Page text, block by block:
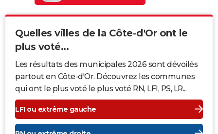
Quelles villes de la Côte-d'Or ont le
plus voté...
Les résultats des municipales 2026 sont dévoilés
partout en Côte-d'Or. Découvrez les communes
qui ont le plus voté le plus voté RN, LFI, PS, LR...
LFI ou extrême gauche